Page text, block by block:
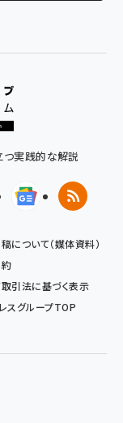
つ実践的な解説
Googleニュ
RSS
について（媒体資料）
引法に基づく表示
スグループTOP